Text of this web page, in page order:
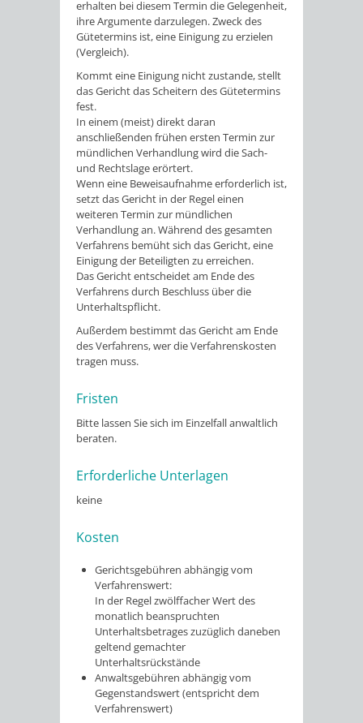
erhalten bei diesem Termin die Gelegenheit,
ihre Argumente darzulegen. Zweck des
Gütetermins ist, eine Einigung zu erzielen
(Vergleich).
Kommt eine Einigung nicht zustande, stellt
das Gericht das Scheitern des Gütetermins
fest.
In einem (meist) direkt daran
anschließenden frühen ersten Termin zur
mündlichen Verhandlung wird die Sach-
und Rechtslage erörtert.
Wenn eine Beweisaufnahme erforderlich ist,
setzt das Gericht in der Regel einen
weiteren Termin zur mündlichen
Verhandlung an.Während des gesamten
Verfahrens bemüht sich das Gericht, eine
Einigung der Beteiligten zu erreichen.
Das Gericht entscheidet am Ende des
Verfahrens durch Beschluss über die
Unterhaltspflicht.
Außerdem bestimmt das Gericht am Ende
des Verfahrens, wer die Verfahrenskosten
tragen muss.
Fristen
Bitte lassen Sie sich im Einzelfall anwaltlich
beraten.
Erforderliche Unterlagen
keine
Kosten
Gerichtsgebühren abhängig vom
Verfahrenswert:
In der Regel zwölffacher Wert des
monatlich beanspruchten
Unterhaltsbetrages zuzüglich daneben
geltend gemachter
Unterhaltsrückstände
Anwaltsgebühren abhängig vom
Gegenstandswert (entspricht dem
Verfahrenswert)